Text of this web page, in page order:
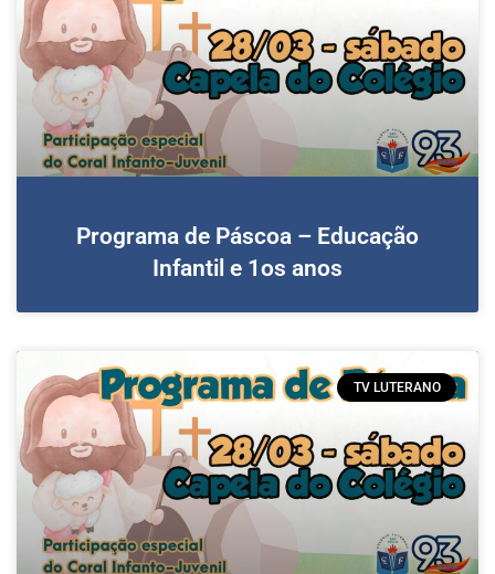
Programa de Páscoa – Educação
Infantil e 1os anos
TV LUTERANO